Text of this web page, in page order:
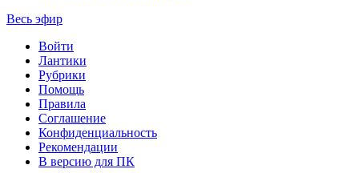
Весь эфир
Войти
Лантики
Рубрики
Помощь
Правила
Соглашение
Конфиденциальность
Рекомендации
В версию для ПК